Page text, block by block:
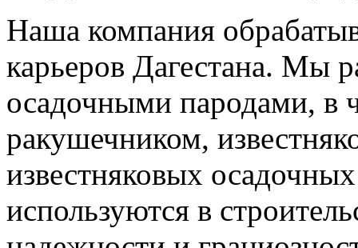
Наша компания
карьеров Дагестана. Мы
осадочными пародами, в
ракушечником,
известняковых
используются в